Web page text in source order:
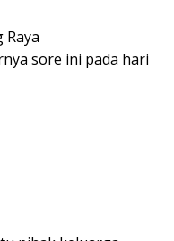
sore ini pada hari